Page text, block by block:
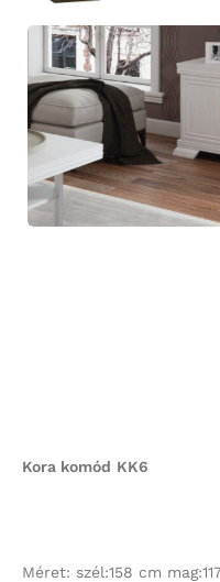
Kora komód KK6
Méret: szél:158 cm